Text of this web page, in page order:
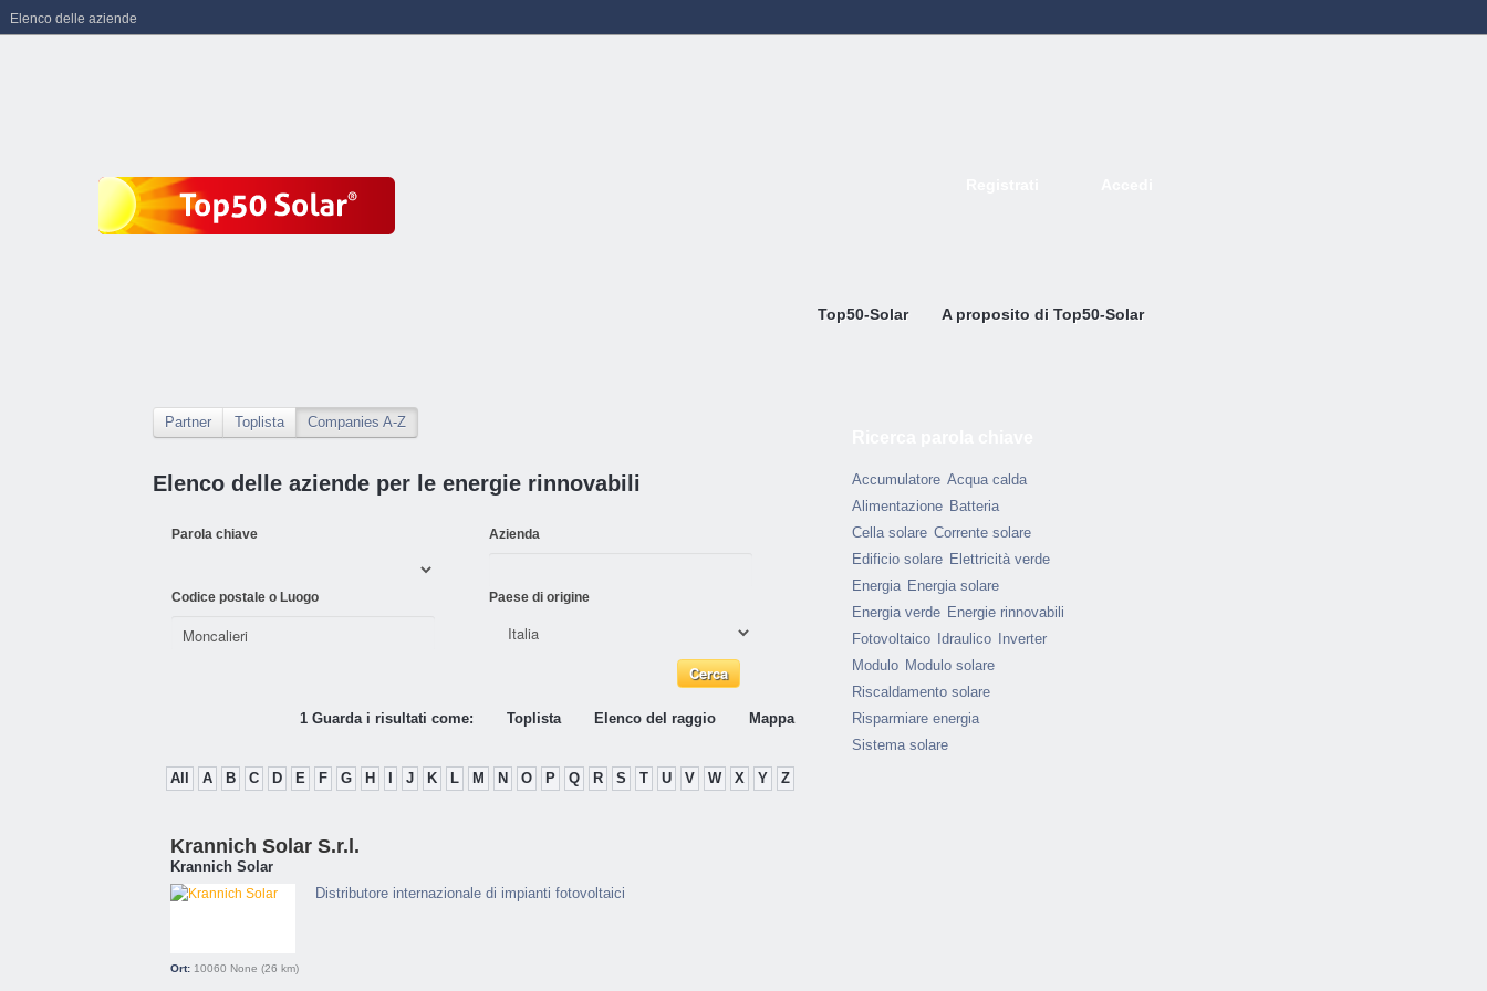
Top50-Solar A proposito di Top50-Solar
Partner Toplista Companies A-Z
Elenco delle aziende per le energie rinnovabili
Parola chiave Azienda
Codice postale o Luogo Paese di origine
1 Guarda i risultati come: Toplista Elenco del raggio Mappa
All A B C D E F G H J K L M N O P Q R S T U V W X Y Z
Krannich Solar S.r.l.
Krannich Solar
Distributore internazionale di impianti fotovoltaici
Ort: 10060 None (26 km)
Accumulatore Acqua calda
Alimentazione Batteria
Cella solare Corrente solare
Edificio solare Elettricità verde
Energia Energia solare
Energia verde Energie rinnovabili
Fotovoltaico
Idraulico
Inverter
Modulo Modulo solare
Riscaldamento solare
Risparmiare energia
Sistema solare
Elenco delle aziende